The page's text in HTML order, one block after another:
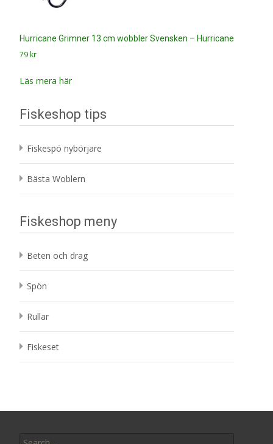
Hurricane Grimner 13 cm wobbler Svensken – Hurricane
79 kr
Läs mera här
Fiskeshop tips
Fiskespö nybörjare
Bästa Woblern
Fiskeshop meny
Beten och drag
Spön
Rullar
Fiskeset